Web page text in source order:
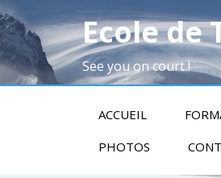
Ecole de
See you on court !
ACCUEIL
PHOTOS